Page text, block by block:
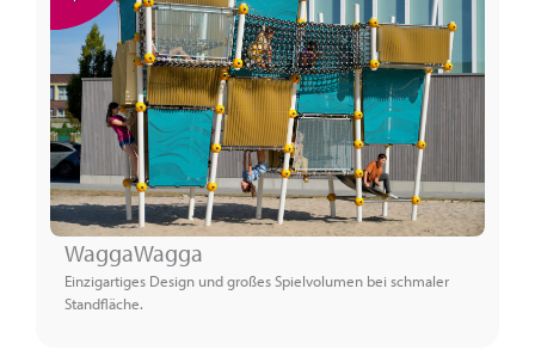
WaggaWagga
Einzigartiges Design und großes Spielvolumen bei schmaler
Standfläche.